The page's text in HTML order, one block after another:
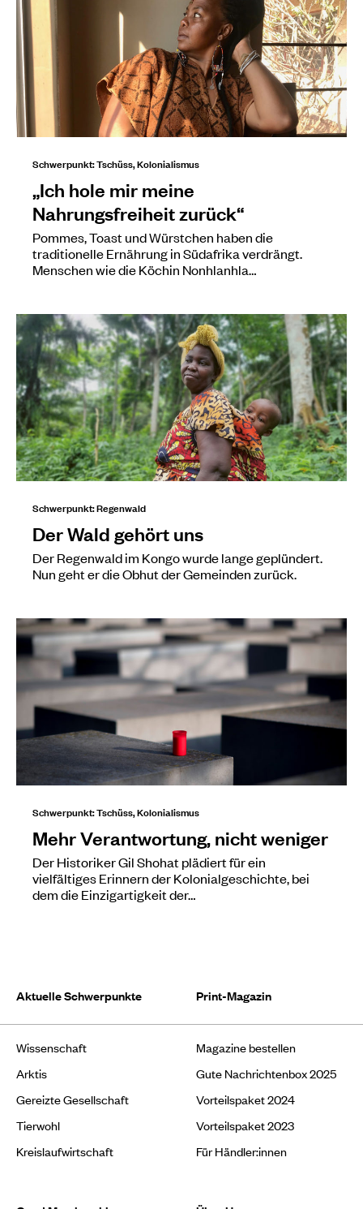
Schwerpunkt: Tschüss, Kolonialismus
„Ich hole mir meine
Nahrungsfreiheit zurück“
Pommes, Toast und Würstchen haben die
traditionelle Ernährung in Südafrika verdrängt.
Menschen wie die Köchin Nonhlanhla…
Schwerpunkt: Regenwald
Der Wald gehört uns
Der Regenwald im Kongo wurde lange geplündert.
Nun geht er die Obhut der Gemeinden zurück.
Schwerpunkt: Tschüss, Kolonialismus
Mehr Verantwortung, nicht weniger
Der Historiker Gil Shohat plädiert für ein
vielfältiges Erinnern der Kolonialgeschichte, bei
dem die Einzigartigkeit der…
Aktuelle Schwerpunkte
Wissenschaft
Arktis
Gereizte Gesellschaft
Tierwohl
Kreislaufwirtschaft
Print-Magazin
Magazine bestellen
Gute Nachrichtenbox 2025
Vorteilspaket 2024
Vorteilspaket 2023
Für Händler:innen